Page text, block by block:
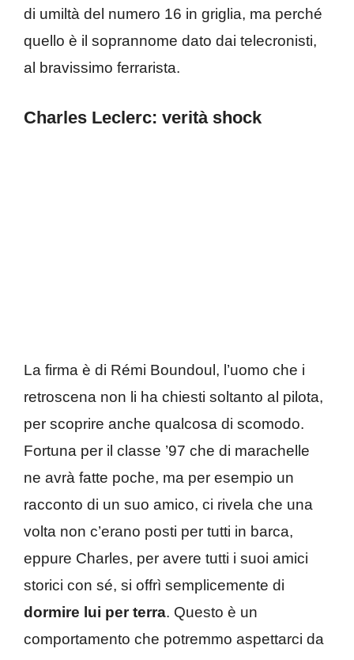
di umiltà del numero 16 in griglia, ma perché
quello è il soprannome dato dai telecronisti,
al bravissimo ferrarista.
Charles Leclerc: verità shock
La firma è di Rémi Boundoul, l’uomo che i
retroscena non li ha chiesti soltanto al pilota,
per scoprire anche qualcosa di scomodo.
Fortuna per il classe ’97 che di marachelle
ne avrà fatte poche, ma per esempio un
racconto di un suo amico, ci rivela che una
volta non c’erano posti per tutti in barca,
eppure Charles, per avere tutti i suoi amici
storici con sé, si offrì semplicemente di
dormire lui per terra. Questo è un
comportamento che potremmo aspettarci da